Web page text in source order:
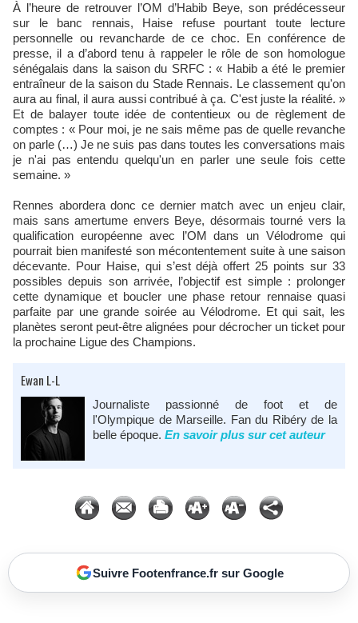
À l’heure de retrouver l’OM d’Habib Beye, son prédécesseur
sur le banc rennais, Haise refuse pourtant toute lecture
personnelle ou revancharde de ce choc. En conférence de
presse, il a d’abord tenu à rappeler le rôle de son homologue
sénégalais dans la saison du SRFC : « Habib a été le premier
entraîneur de la saison du Stade Rennais. Le classement qu'on
aura au final, il aura aussi contribué à ça. C'est juste la réalité. »
Et de balayer toute idée de contentieux ou de règlement de
comptes : « Pour moi, je ne sais même pas de quelle revanche
on parle (…) Je ne suis pas dans toutes les conversations mais
je n'ai pas entendu quelqu'un en parler une seule fois cette
semaine. »
Rennes abordera donc ce dernier match avec un enjeu clair,
mais sans amertume envers Beye, désormais tourné vers la
qualification européenne avec l’OM dans un Vélodrome qui
pourrait bien manifesté son mécontentement suite à une saison
décevante. Pour Haise, qui s’est déjà offert 25 points sur 33
possibles depuis son arrivée, l’objectif est simple : prolonger
cette dynamique et boucler une phase retour rennaise quasi
parfaite par une grande soirée au Vélodrome. Et qui sait, les
planètes seront peut-être alignées pour décrocher un ticket pour
la prochaine Ligue des Champions.
Ewan L-L
Journaliste passionné de foot et de
l'Olympique de Marseille. Fan du Ribéry de la
belle époque. En savoir plus sur cet auteur
Suivre Footenfrance.fr sur Google